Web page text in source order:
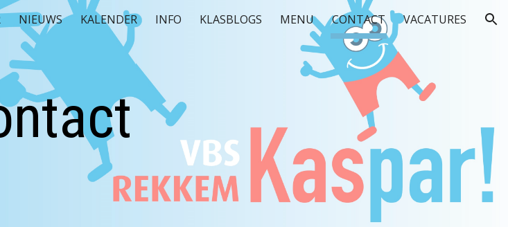
Skip to navigation
NIEUWS KALENDER INFO KLASBLOGS MENU CONTACT VACATURES